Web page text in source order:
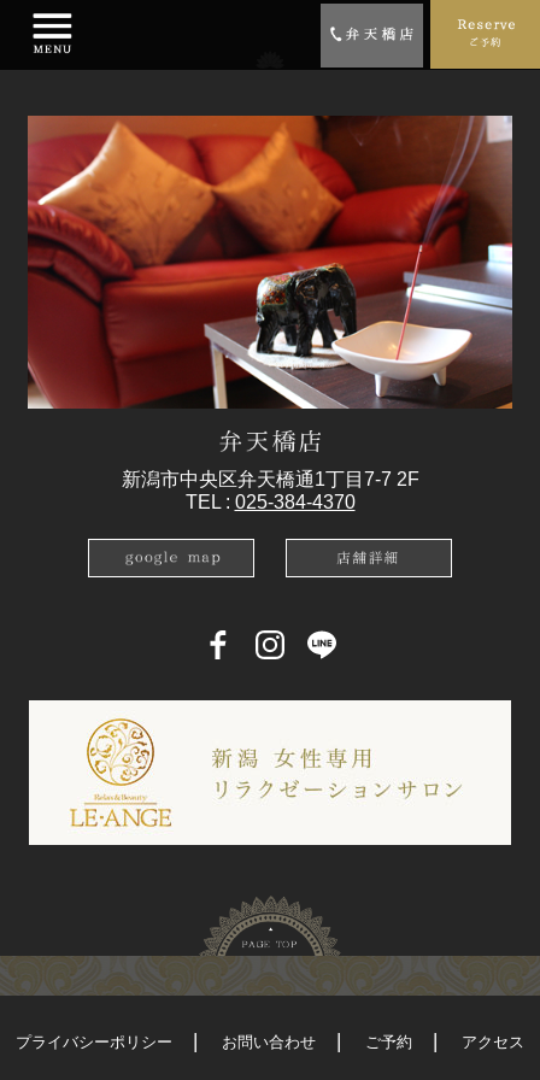
新潟市中央区弁天橋通1丁目7-7 2F
TEL : 025-384-4370
プライバシーポリシー お問い合わせ ご予約 アクセス